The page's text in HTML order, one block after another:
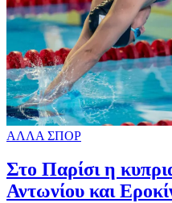
ΑΛΛΑ ΣΠΟΡ
Στο Παρίσι η
Αντωνίου και